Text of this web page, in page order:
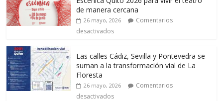
de manera cercana
26 mayo, 2026
Comentarios
desactivados
Las calles Cádiz, Sevilla y Pontevedra se
suman a la transformación vial de La
Floresta
26 mayo, 2026
Comentarios
desactivados